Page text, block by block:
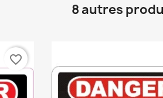
8 autres
favorite_border